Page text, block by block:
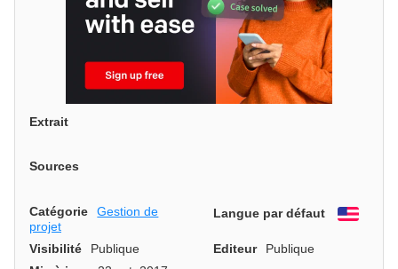
Extrait
Sources
Catégorie
Gestion de
projet
Langue par défaut
Visibilité Publique Editeur
Publique